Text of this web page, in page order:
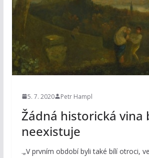
5. 7. 2020 Petr Hampl
Žádná historická vina
neexistuje
.„V prvním období byli také bílí otroci,